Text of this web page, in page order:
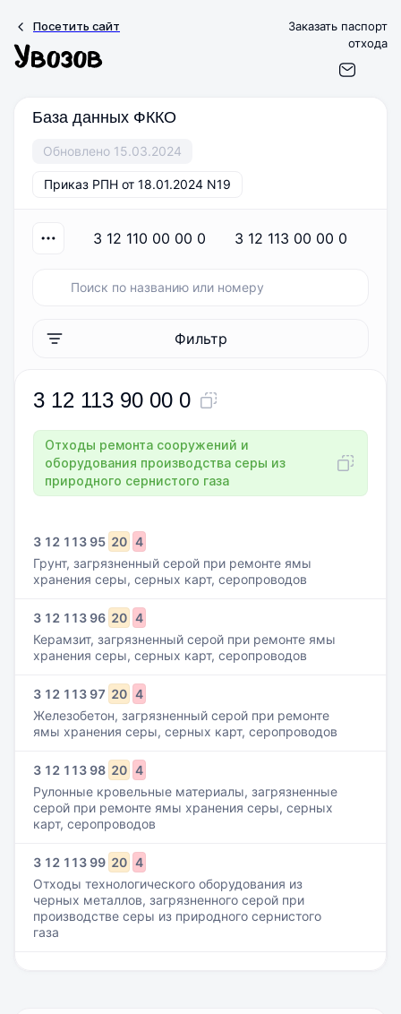
Посетить сайт
Заказать паспорт
отхода
База данных ФККО
Обновлено 15.03.2024
Приказ РПН от 18.01.2024 N19
3 12 110 00 00 0 3 12 113 00 00 0
Фильтр
3 12 113 90 00 0
Отходы ремонта сооружений и
оборудования производства серы из
природного сернистого газа
3 12 113 95 20 4
Грунт, загрязненный серой при ремонте ямы
хранения серы, серных карт, серопроводов
3 12 113 96 20 4
Керамзит, загрязненный серой при ремонте ямы
хранения серы, серных карт, серопроводов
3 12 113 97 20 4
Железобетон, загрязненный серой при ремонте
ямы хранения серы, серных карт, серопроводов
3 12 113 98 20 4
Рулонные кровельные материалы, загрязненные
серой при ремонте ямы хранения серы, серных
карт, серопроводов
3 12 113 99 20 4
Отходы технологического оборудования из
черных металлов, загрязненного серой при
производстве серы из природного сернистого
газа